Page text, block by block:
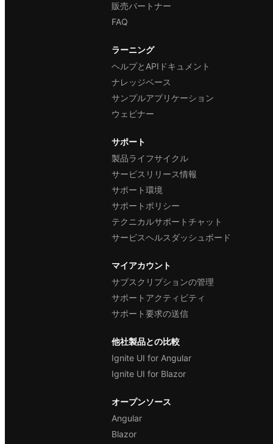
販売パートナー
FAQ
ラーニング
ヘルプとAPIドキュメント
ナレッジベース
サンプルアプリケーション
ウェビナー
サポート
製品ライフサイクル
サービスリリース情報
サポート環境
サポートポリシー
テクニカルサポートチャット
サービスヘルスダッシュボード
マイアカウント
サブスクリプションの管理
サポートアクティビティ
サポート要求の送信
他社製品との比較
Ignite UI for Angular
Ignite UI for Blazor
オープンソース
Angular
Blazor